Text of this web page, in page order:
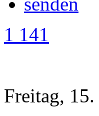
1 141
Freitag,